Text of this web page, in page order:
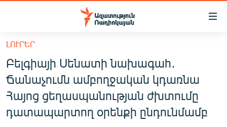
Մատչելիության
հիմնական
բովանդակությանը
Անցնել
հիմնական
մենյուին
Որոնում
ՀԱՅԱՍՏԱՆ
ՔԱՂԱՔԱԿԱՆ
ԸՆՏՐՈՒԹՅՈՒՆՆԵՐ 2026
ԼՈՒՐԵՐ
Բելգիայի Սենատի նախագահ․
Ճանաչումն ամբողջական կդառնա
Հայոց ցեղասպանության ժխտումը
դատապարտող օրենքի ընդունմամբ